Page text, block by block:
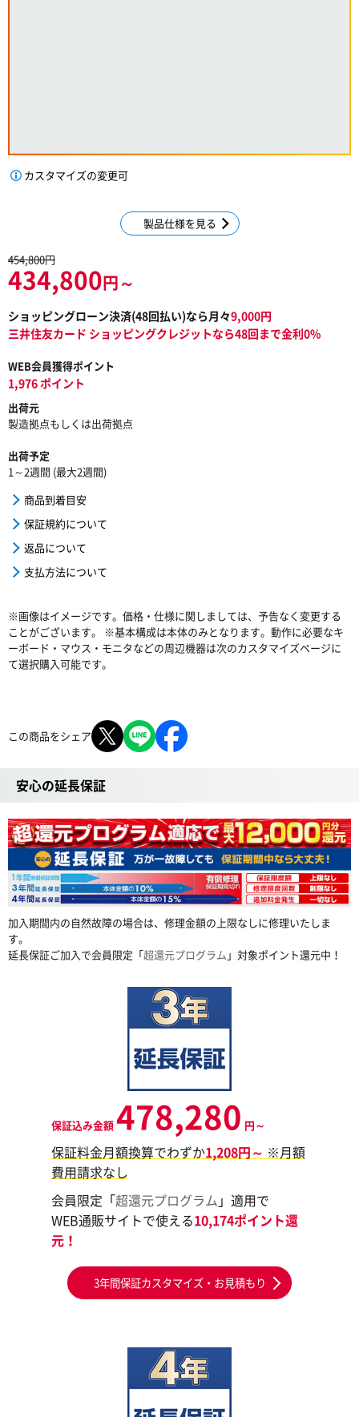
カスタマイズの変更可
製品仕様を見る
454,800円
434,800円～
ショッピングローン決済(48回払い)なら月々9,000円
三井住友カード ショッピングクレジットなら48回まで金利0%
WEB会員獲得ポイント
1,976 ポイント
出荷元
製造拠点もしくは出荷拠点
出荷予定
1～2週間 (最大2週間)
商品到着目安
保証規約について
返品について
支払方法について
※画像はイメージです。価格・仕様に関しましては、予告なく変更する
ことがございます。 ※基本構成は本体のみとなります。動作に必要なキ
ーボード・マウス・モニタなどの周辺機器は次のカスタマイズページに
て選択購入可能です。
この商品をシェア
安心の延長保証
加入期間内の自然故障の場合は、修理金額の上限なしに修理いたしま
す。
延長保証ご加入で会員限定「超還元プログラム 」対象ポイント還元中！
保証込み金額478,280 円～
保証料金月額換算でわずか1,208円～ ※月額
費用請求なし
会員限定「超還元プログラム 」適用で
WEB通販サイトで使える10,174ポイント還
元！
3年間保証カスタマイズ・お見積もり